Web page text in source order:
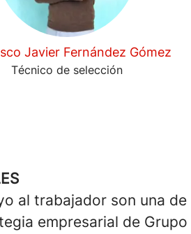
Javier Fernández Gómez
Técnico de selección
al trabajador son una de
empresarial de Grupo